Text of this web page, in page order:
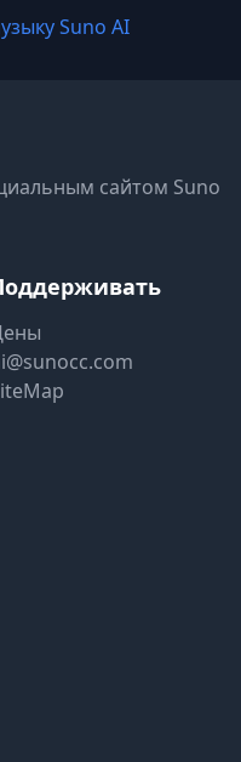
Suno AI
сайтом Suno